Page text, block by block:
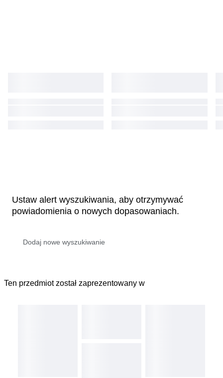
Ustaw alert wyszukiwania, aby otrzymywać
powiadomienia o nowych dopasowaniach.
Ten przedmiot został zaprezentowany w